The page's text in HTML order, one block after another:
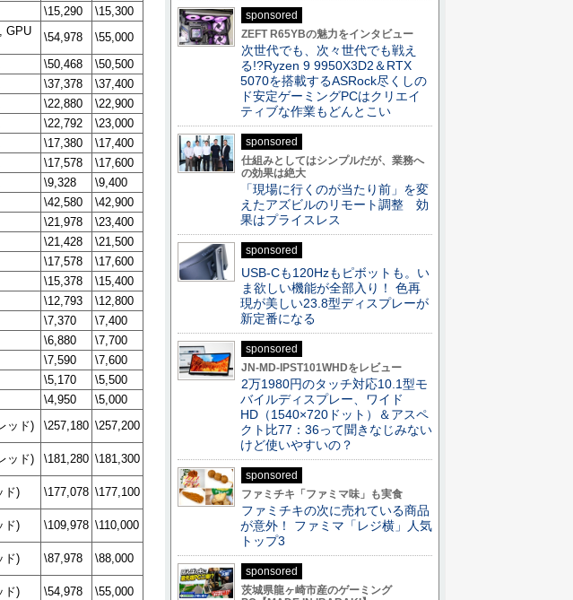
\15,290
\15,300
GPU
\54,978
\55,000
\50,468
\50,500
\37,378
\37,400
\22,880
\22,900
\22,792
\23,000
\17,380
\17,400
\17,578
\17,600
\9,328
\9,400
\42,580
\42,900
\21,978
\23,400
\21,428
\21,500
\17,578
\17,600
\15,378
\15,400
\12,793
\12,800
\7,370
\7,400
\6,880
\7,700
\7,590
\7,600
\5,170
\5,500
\4,950
\5,000
ッド) \257,180 \257,200
ッド) \181,280 \181,300
ド) \177,078 \177,100
ド) \109,978 \110,000
ド) \87,978
\88,000
ド) \54,978
\55,000
sponsored
ZEFT R65YBの魅力をインタビュー
次世代でも、次々世代でも戦え
る!?Ryzen 9 9950X3D2＆RTX
5070を搭載するASRock尽くしの
ド安定ゲーミングPCはクリエイ
ティブな作業もどんとこい
sponsored
仕組みとしてはシンプルだが、業務へ
の効果は絶大
「現場に行くのが当たり前」を変
えたアズビルのリモート調整 効
果はプライスレス
sponsored
USB-Cも120Hzもピボットも。い
ま欲しい機能が全部入り！ 色再
現が美しい23.8型ディスプレーが
新定番になる
sponsored
JN-MD-IPST101WHDをレビュー
2万1980円のタッチ対応10.1型モ
バイルディスプレー、ワイド
HD（1540×720ドット）＆アスペ
クト比77：36って聞きなじみない
けど使いやすいの？
sponsored
ファミチキ「ファミマ味」も実食
ファミチキの次に売れている商品
が意外！ ファミマ「レジ横」人気
トップ3
sponsored
茨城県龍ヶ崎市産のゲーミング